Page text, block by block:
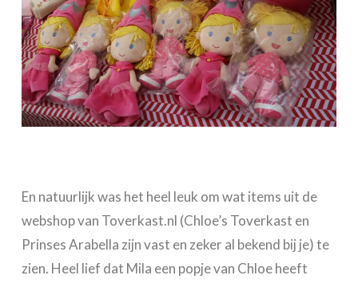
En natuurlijk was het heel leuk om wat items uit de
webshop van Toverkast.nl (Chloe’s Toverkast en
Prinses Arabella zijn vast en zeker al bekend bij je) te
zien. Heel lief dat Mila een popje van Chloe heeft